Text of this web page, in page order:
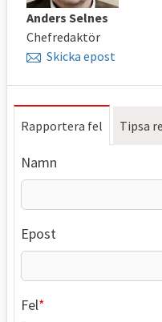
Anders Selnes
Chefredaktör
Skicka epost
Rapportera fel Tipsa
Namn
Epost
Fel